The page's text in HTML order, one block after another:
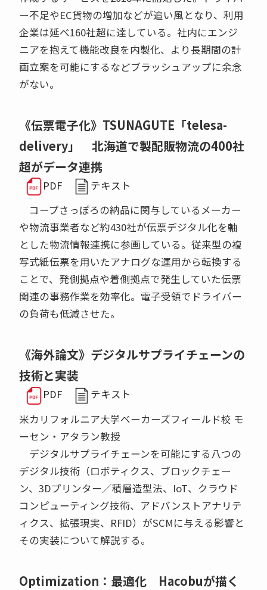
ー不足やEC貨物の増加などが追い風となり、利用
企業は延べ160社超に達している。社内にエンジ
ニアを抱えて機能改良を内製化、より長期間の計
画立案を可能にするなどブラッシュアップに余念
がない。
《伝票電子化》TSUNAGUTE「telesa-
delivery」 北海道で製配販物流の400社
超がデータ連携
PDF
テキスト
コープさっぽろの納品に関与しているメーカー
や物流事業者など約430社が伝票デジタル化を軸
とした物流情報連携に参画している。従来型の複
写式紙伝票を用いたアナログな運用から転換する
ことで、発側拠点や着側拠点で発生していた伝票
関連の事務作業を効率化。電子受領でドライバー
の負荷も低減させた。
《海外論文》デジタルサプライチェーンの
技術と実装
PDF
テキスト
米カリフォルニア大学ベーカーズフィールド校 モ
ーセン・アタラン教授
デジタルサプライチェーンを可能にする八つの
デジタル技術（ロボティクス、ブロックチェー
ン、3Dプリンター／積層造型法、IoT、クラウド
コンピューティング技術、アドバンストアナリテ
ィクス、拡張現実、RFID）がSCMに与える影響と
その実装について解説する。
Optimization：最適化 Hacobuが描く